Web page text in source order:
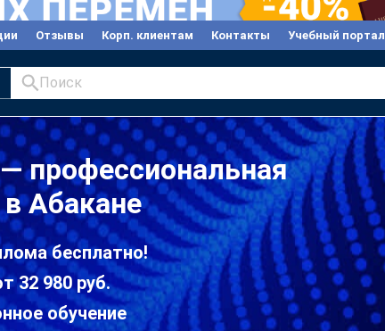
Отзывы Корп. клиентам Контакты Учебный портал
Поиск
профессиональная
Абакане
бесплатно!
32 980 руб.
обучение